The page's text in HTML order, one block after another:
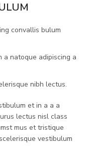
convallis bulum
natoque adipiscing a
nibh lectus.
et in a a a
lectus nisl class
mus et tristique
vestibulum